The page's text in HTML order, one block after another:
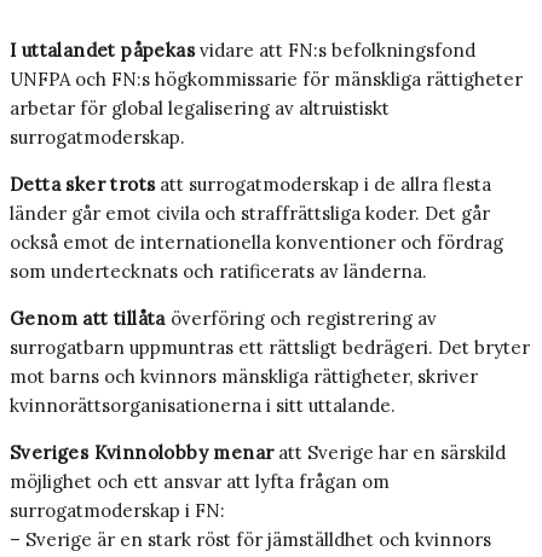
I uttalandet påpekasvidare att FN:s befolkningsfond
UNFPA och FN:s högkommissarie för mänskliga rättigheter
arbetar för global legalisering av altruistiskt
surrogatmoderskap.
Detta sker trotsatt surrogatmoderskap i de allra flesta
länder går emot civila och straffrättsliga koder. Det går
också emot de internationella konventioner och fördrag
som undertecknats och ratificerats av länderna.
Genom att tillåtaöverföring och registrering av
surrogatbarn uppmuntras ett rättsligt bedrägeri. Det bryter
mot barns och kvinnors mänskliga rättigheter, skriver
kvinnorättsorganisationerna i sitt uttalande.
Sveriges Kvinnolobby menaratt Sverige har en särskild
möjlighet och ett ansvar att lyfta frågan om
surrogatmoderskap i FN:
– Sverige är en stark röst för jämställdhet och kvinnors